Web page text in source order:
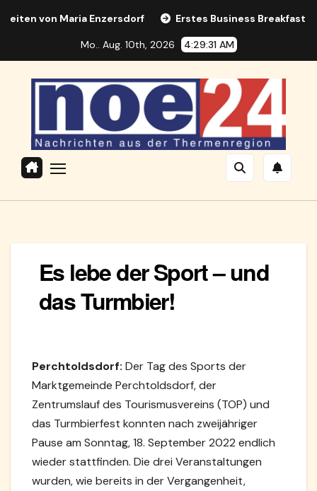
Maria Enzersdorf Erstes Business Breakfast in
Mo.. Aug. 10th, 2026 4:29:32 AM
Es lebe der Sport – und
das Turmbier!
Perchtoldsdorf: Der Tag des Sports der
Marktgemeinde Perchtoldsdorf, der
Zentrumslauf des Tourismusvereins (TOP) und
das Turmbierfest konnten nach zweijähriger
Pause am Sonntag, 18. September 2022 endlich
wieder stattfinden. Die drei Veranstaltungen
wurden, wie bereits in der Vergangenheit,